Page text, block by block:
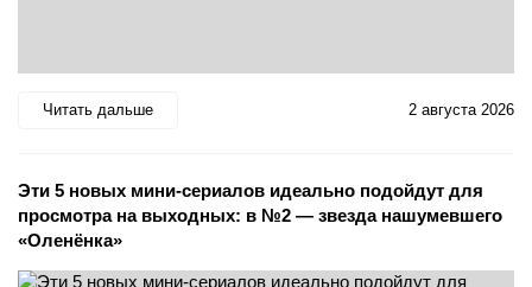
Читать дальше 2 августа 2026
Эти 5 новых мини-сериалов идеально подойдут для
просмотра на выходных: в №2 — звезда нашумевшего
«Оленёнка»